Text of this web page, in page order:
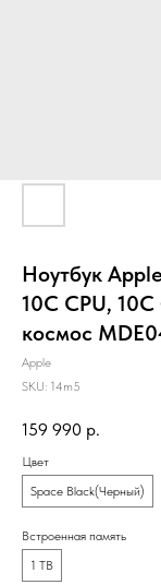
Ноутбук
10C CPU,
космос
Apple
SKU: 14m5
159 990 р.
Цвет
Space Black(Черный)
Встроенная память
1 TB